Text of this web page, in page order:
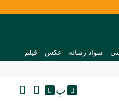
سواد رسانه عکس فیلم
پ